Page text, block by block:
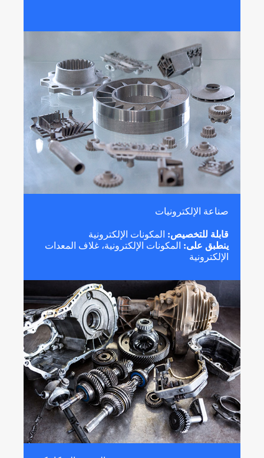
صناعة الإلكترونيات
قابلة للتخصيص: المكونات الإلكترونية
ينطبق على: المكونات الإلكترونية، غلاف المعدات
الإلكترونية